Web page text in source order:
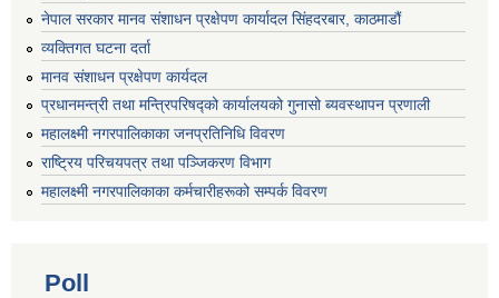
नेपाल सरकार मानव संशाधन प्रक्षेपण कार्यादल सिंहदरबार, काठमाडौं
व्यक्तिगत घटना दर्ता
मानव संशाधन प्रक्षेपण कार्यदल
प्रधानमन्त्री तथा मन्त्रिपरिषद्को कार्यालयको गुनासो ब्यवस्थापन प्रणाली
महालक्ष्मी नगरपालिकाका जनप्रतिनिधि विवरण
राष्ट्रिय परिचयपत्र तथा पञ्जिकरण विभाग
महालक्ष्मी नगरपालिकाका कर्मचारीहरूको सम्पर्क विवरण
Poll